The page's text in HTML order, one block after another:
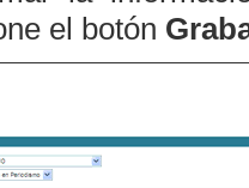
el botón